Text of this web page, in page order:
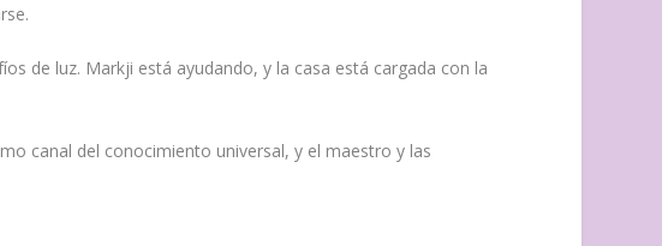
de luz. Markji está ayudando, y la casa está cargada con la
canal del conocimiento universal, y el maestro y las